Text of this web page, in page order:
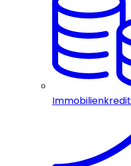
Immobilienkredit